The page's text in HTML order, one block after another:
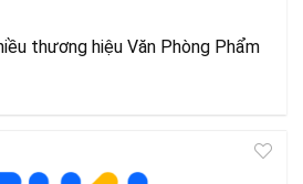
thương hiệu Văn Phòng Phẩm